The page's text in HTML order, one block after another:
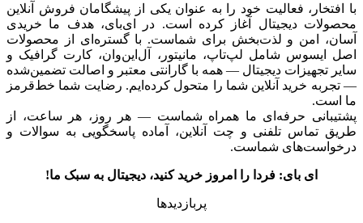
با افتخار، فعالیت خود را به عنوان یکی از پیشگامان فروش آنلاین
محصولات دیجیتال آغاز کرده است. در ای‌بای، هدف ما خریدی
آسان، امن و لذت‌بخش برای شماست. با گستره‌ای از محصولات
اصل ایسوس شامل لپ‌تاپ، مانیتور، آل‌این‌وان، کارت گرافیک و
سایر تجهیزات دیجیتال — همه با گارانتی معتبر و اصالت تضمین‌شده
— تجربه خرید آنلاین شما را متحول کرده‌ایم. رضایت شما خط‌قرمز
ما است.
پشتیبانی حرفه‌ای ما همراه شماست — هر روز، هر ساعت، از
طریق تماس تلفنی و چت آنلاین، آماده پاسخگویی به سوالات و
درخواست‌های شماست.
ای بای: فردا را امروز خرید کنید، دیجیتال به سبک ما!
پربازدیدها